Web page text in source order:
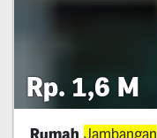
Rp. 1,6 M
Rumah Jambangan